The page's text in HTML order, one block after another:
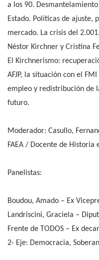
a los 90.
Estado. Políticas de ajuste,
mercado. La crisis del
Néstor Kirchner y Cristina
El Kirchnerismo:
AFJP, la situación con el
empleo y redistribución de
futuro.
Moderador: Casullo,
FAEA / Docente de Historia
Panelistas:
Boudou, Amado – Ex
Landriscini, Graciela –
Frente de TODOS – Ex
2- Eje: Democracia,